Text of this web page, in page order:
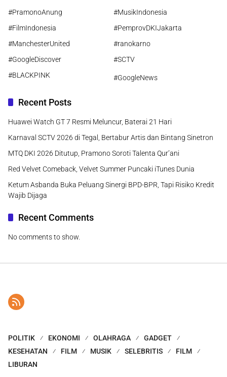
#PramonoAnung
#MusikIndonesia
#FilmIndonesia
#PemprovDKIJakarta
#ManchesterUnited
#ranokarno
#GoogleDiscover
#SCTV
#BLACKPINK
#GoogleNews
Recent Posts
Huawei Watch GT 7 Resmi Meluncur, Baterai 21 Hari
Karnaval SCTV 2026 di Tegal, Bertabur Artis dan Bintang Sinetron
MTQ DKI 2026 Ditutup, Pramono Soroti Talenta Qur’ani
Red Velvet Comeback, Velvet Summer Puncaki iTunes Dunia
Ketum Asbanda Buka Peluang Sinergi BPD-BPR, Tapi Risiko Kredit
Wajib Dijaga
Recent Comments
No comments to show.
POLITIK EKONOMI OLAHRAGA
GADGET
KESEHATAN
FILM MUSIK SELEBRITIS
FILM
LIBURAN